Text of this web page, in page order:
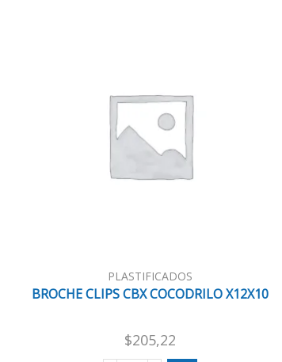
PLASTIFICADOS
BROCHE CLIPS CBX COCODRILO X12X10
$205,22